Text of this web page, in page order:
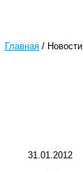
Главная / Новости
31.01.2012